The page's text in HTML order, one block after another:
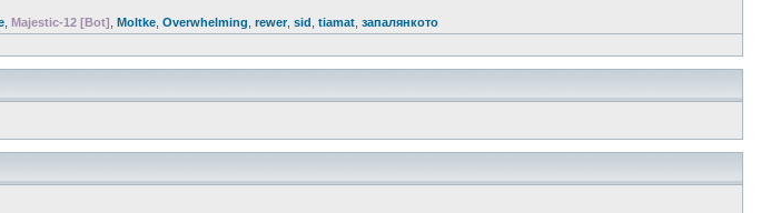
Majestic-12 [Bot] Moltke Overwhelming rewer, sid tiamat запалянкото